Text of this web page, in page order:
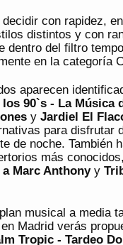
con rapidez,
distintos y con
dentro del filtro
en la categoría
aparecen
los 90`s - La Música
y Jardiel El
para disfrutar
de noche. También
más
Marc Anthonyy
musical a media
Madrid verás
Tropic - Tardeo